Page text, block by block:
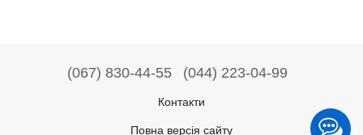
(067) 830-44-55 (044) 223-04-99
Контакти
Повна версія сайту